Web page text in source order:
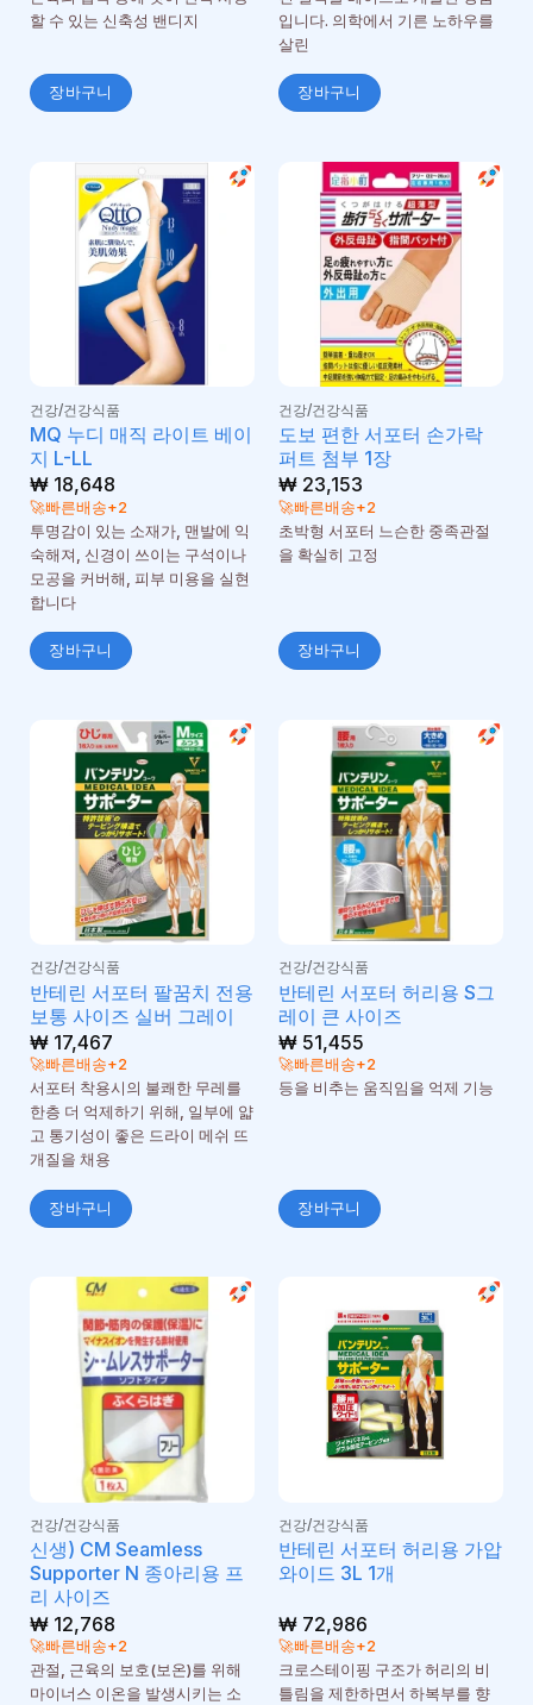
할 수 있는 신축성 밴디지
장바구니
입니다. 의학에서 기른 노하우를
살린
장바구니
건강/건강식품
MQ 누디 매직 라이트 베이
지 L-LL
₩18,648
🚀빠른배송+2
투명감이 있는 소재가, 맨발에 익
숙해져, 신경이 쓰이는 구석이나
모공을 커버해, 피부 미용을 실현
합니다
장바구니
건강/건강식품
도보 편한 서포터 손가락
퍼트 첨부 1장
₩23,153
🚀빠른배송+2
초박형 서포터 느슨한 중족관절
을 확실히 고정
장바구니
건강/건강식품
반테린 서포터 팔꿈치 전용
보통 사이즈 실버 그레이
₩17,467
🚀빠른배송+2
서포터 착용시의 불쾌한 무레를
한층 더 억제하기 위해, 일부에 얇
고 통기성이 좋은 드라이 메쉬 뜨
개질을 채용
장바구니
건강/건강식품
반테린 서포터 허리용 S그
레이 큰 사이즈
₩51,455
🚀빠른배송+2
등을 비추는 움직임을 억제 기능
장바구니
건강/건강식품
신생) CM Seamless
Supporter N 종아리용 프
리 사이즈
₩12,768
🚀빠른배송+2
관절, 근육의 보호(보온)를 위해
마이너스 이온을 발생시키는 소
건강/건강식품
반테린 서포터 허리용 가압
와이드 3L 1개
₩72,986
🚀빠른배송+2
크로스테이핑 구조가 허리의 비
틀림을 제한하면서 하복부를 향